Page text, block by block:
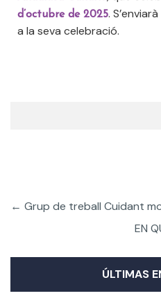
d’octubre de 2025.
a la seva celebració.
← Grup de treball Cuidant
EN
ÚLTIMAS